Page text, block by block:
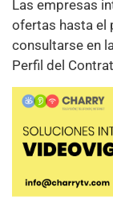
Las empresas
ofertas hasta el
consultarse en
Perfil del